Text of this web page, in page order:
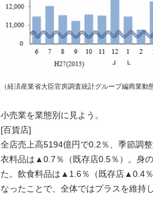
（経済産業省大臣官房調査統計グループ編商業動
小売業を業態別に見よう。
[百貨店]
全店売上高5194億円で0.2％、季節調
衣料品は▲0.7％（既存店0.5％）。身
た。飲食料品は▲1.6％（既存店▲0.4
なったことで、全体ではプラスを維持し